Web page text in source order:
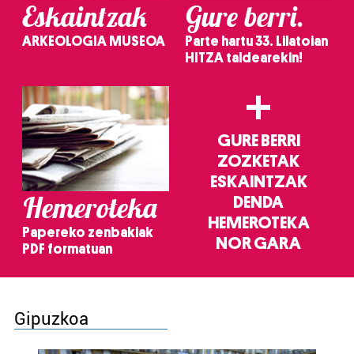
Eskaintzak
ARKEOLOGIA MUSEOA
Gure berri.
Parte hartu 33. Lilatoian
HITZA taldearekin!
Hemeroteka
Papereko zenbakiak
PDF formatuan
+
GURE BERRI
ZOZKETAK
ESKAINTZAK
DENDA
HEMEROTEKA
NOR GARA
Gipuzkoa